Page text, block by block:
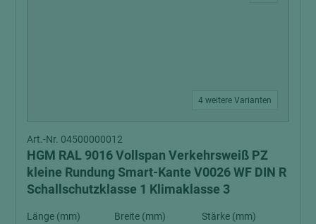
4 weitere Varianten
Art.-Nr. 04500000012
HGM RAL 9016 Vollspan Verkehrsweiß PZ
kleine Rundung Smart-Kante V0026 WF DIN R
Schallschutzklasse 1 Klimaklasse 3
Länge (mm)
Breite (mm)
Stärke (mm)